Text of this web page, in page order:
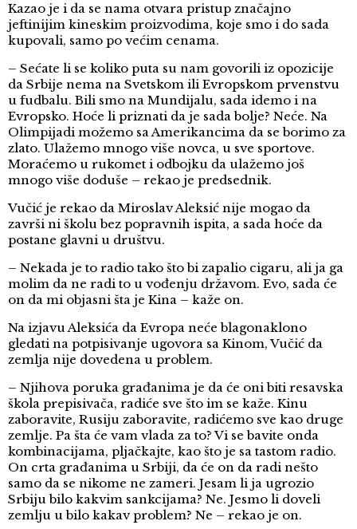
Kazao je i da se nama otvara pristup značajno
jeftinijim kineskim proizvodima, koje smo i do sada
kupovali, samo po većim cenama.
– Sećate li se koliko puta su nam govorili iz opozicije
da Srbije nema na Svetskom ili Evropskom prvenstvu
u fudbalu. Bili smo na Mundijalu, sada idemo i na
Evropsko. Hoće li priznati da je sada bolje? Neće. Na
Olimpijadi možemo sa Amerikancima da se borimo za
zlato. Ulažemo mnogo više novca, u sve sportove.
Moraćemo u rukomet i odbojku da ulažemo još
mnogo više doduše – rekao je predsednik.
Vučić je rekao da Miroslav Aleksić nije mogao da
završi ni školu bez popravnih ispita, a sada hoće da
postane glavni u društvu.
– Nekada je to radio tako što bi zapalio cigaru, ali ja ga
molim da ne radi to u vođenju državom. Evo, sada će
on da mi objasni šta je Kina – kaže on.
Na izjavu Aleksića da Evropa neće blagonaklono
gledati na potpisivanje ugovora sa Kinom, Vučić da
zemlja nije dovedena u problem.
– Njihova poruka građanima je da će oni biti resavska
škola prepisivača, radiće sve što im se kaže. Kinu
zaboravite, Rusiju zaboravite, radićemo sve kao druge
zemlje. Pa šta će vam vlada za to? Vi se bavite onda
kombinacijama, pljačkajte, kao što je sa tastom radio.
On crta građanima u Srbiji, da će on da radi nešto
samo da se nikome ne zameri. Jesam li ja ugrozio
Srbiju bilo kakvim sankcijama? Ne. Jesmo li doveli
zemlju u bilo kakav problem? Ne – rekao je on.